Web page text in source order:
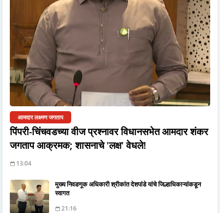
आमदार लक्ष्मण जगताप
पिंपरी-चिंचवडच्या वीज प्रश्नावर विधानसभेत आमदार शंकर
जगताप आक्रमक; शासनाचे 'लक्ष' वेधले!
13:04
मुख्य निवडणूक अधिकारी श्रीकांत देशपांडे यांचे जिल्हाधिकाऱ्यांकडून
स्वागत
21:16